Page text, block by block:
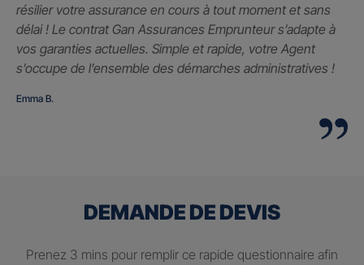
résilier votre assurance en cours à tout moment et sans
délai ! Le contrat Gan Assurances Emprunteur s’adapte à
vos garanties actuelles. Simple et rapide, votre Agent
s’occupe de l’ensemble des démarches administratives !
Emma B.
DEMANDE DE DEVIS
Prenez 3 mins pour remplir ce rapide questionnaire afin